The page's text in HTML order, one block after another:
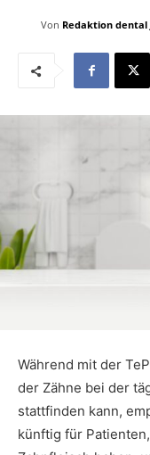
Von Redaktion dental
Während mit der
der Zähne bei der
stattfinden kann,
künftig für